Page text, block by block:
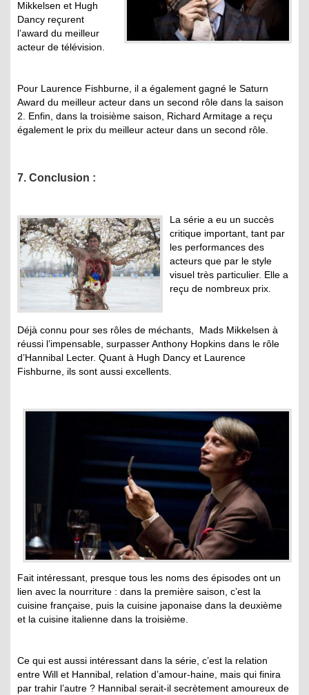
Mikkelsen et Hugh
Dancy reçurent
l’award du meilleur
acteur de télévision.
Pour Laurence Fishburne, il a également gagné le Saturn
Award du meilleur acteur dans un second rôle dans la saison
2. Enfin, dans la troisième saison, Richard Armitage a reçu
également le prix du meilleur acteur dans un second rôle.
7. Conclusion :
La série a eu un succès
critique important, tant par
les performances des
acteurs que par le style
visuel très particulier. Elle a
reçu de nombreux prix.
Déjà connu pour ses rôles de méchants, Mads Mikkelsen à
réussi l’impensable, surpasser Anthony Hopkins dans le rôle
d’Hannibal Lecter. Quant à Hugh Dancy et Laurence
Fishburne, ils sont aussi excellents.
Fait intéressant, presque tous les noms des épisodes ont un
lien avec la nourriture : dans la première saison, c’est la
cuisine française, puis la cuisine japonaise dans la deuxième
et la cuisine italienne dans la troisième.
Ce qui est aussi intéressant dans la série, c’est la relation
entre Will et Hannibal, relation d’amour-haine, mais qui finira
par trahir l’autre ? Hannibal serait-il secrètement amoureux de